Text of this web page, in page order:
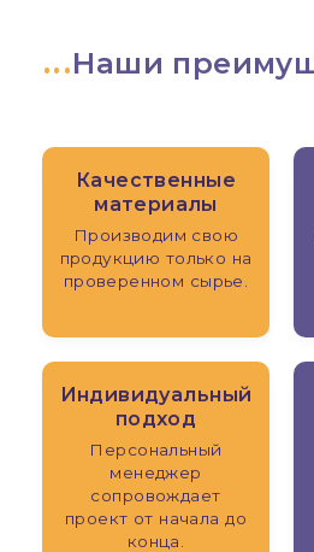
Наши
Качественные
материалы
Производим свою
продукцию только на
проверенном сырье.
Индивидуальный
подход
Персональный
менеджер
сопровождает
проект от начала до
конца.